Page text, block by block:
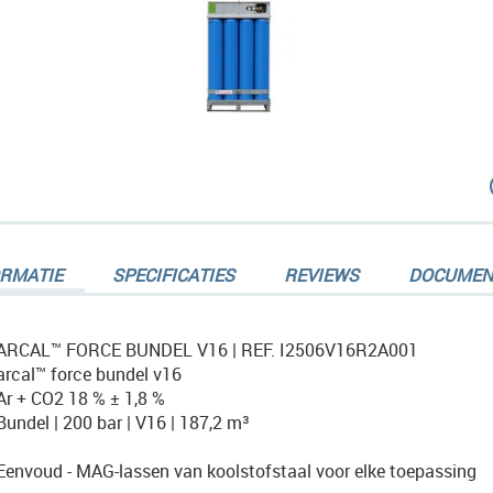
FORCE BUNDEL V16 | REF. I2506V16R2A001
force bundel v16
+ CO2 18 % ± 1,8 %
| 200 bar | V16 | 187,2 m³
- MAG-lassen van koolstofstaal voor elke toepassing
SPECIFICATIES REVIEWS